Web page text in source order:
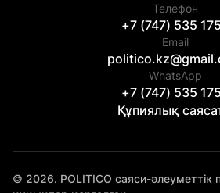
Телефон
+7 (747) 535
Email
WhatsApp
+7 (747) 535
Құпиялық
© 2026. POLITICO саяси-әлеуметтік